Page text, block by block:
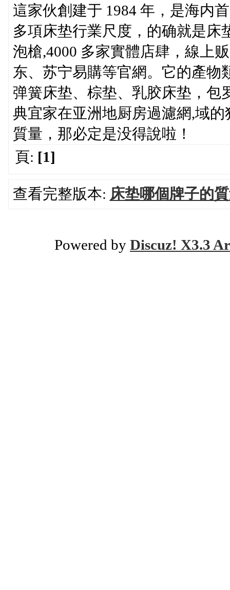
這家伙創建于 1984 年，是海内
多項床垫行業尺度，的确就是床
泡槍,4000 多家實體店肆，線上
东、苏宁易購等官網。它的產物
弹簧床垫、棕垫、乳胶床垫，包
典宜家在亚洲地厨房過濾網,域
質量，那必定是没得說啦！
頁: [1]
查看完整版本: 床垫哪個牌子的
Powered by Discuz! X3.3